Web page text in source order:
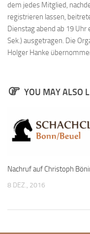
Blitzturnierserie
Schnellturnierserie
Bayernpokal
Mannschaften
2. Mannschaft
3. Mannschaft
dem jedes Mitglied,
registrieren lassen,
Dienstag abend ab 19
Sek.) ausgetragen. Die
Holger Hanke
YOU MAY ALSO
Nachruf auf Christoph
8 DEZ., 2016